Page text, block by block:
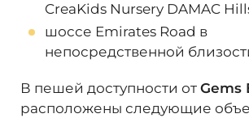
Показателисредней
инвестицийв данном проекте
Estatesсоставляетот 5%. С
расти. На него оказывает
готовности объекта и уровень
CreaKids Nursery DAMAC
шоссе Emirates Road в
непосредственной
В пешей доступности от Gems
расположены следующие